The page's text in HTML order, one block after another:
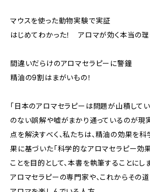
マウスを使った動物実験で実証
はじめてわかった！ アロマが効く本当の
間違いだらけのアロマセラピーに警鐘
精油の9割はまがいもの！
「日本のアロマセラピーは問題が山積して
のない誤解や嘘がまかり通っているのが現
点を解決すべく、私たちは、精油の効果を
果に基づいた「科学的なアロマセラピー効
ことを目的として、本書を執筆することにし
アロマセラピーの専門家や、これからその